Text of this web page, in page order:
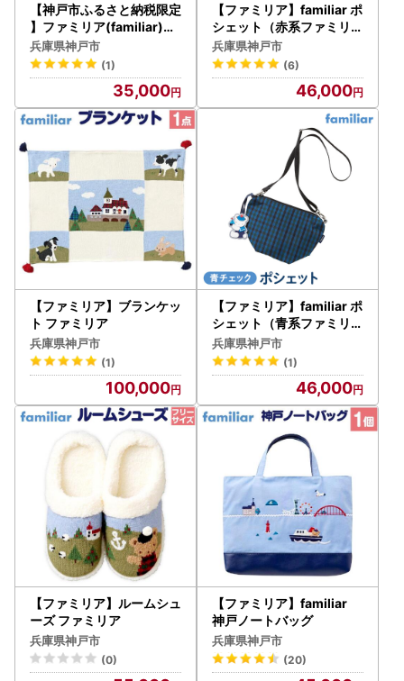
【神戸市ふるさと納税限定
】ファミリア(familiar)の
タオルケット
兵庫県神戸市
(1)
35,000
【ファミリア】familiar ポ
シェット（赤系ファミリア
チェック）●
兵庫県神戸市
(6)
46,000
【ファミリア】ブランケッ
ト ファミリア
兵庫県神戸市
(1)
100,000
【ファミリア】familiar ポ
シェット（青系ファミリア
チェック）●
兵庫県神戸市
(1)
46,000
【ファミリア】ルームシュ
ーズ ファミリア
兵庫県神戸市
(0)
【ファミリア】familiar
神戸ノートバッグ
兵庫県神戸市
(20)